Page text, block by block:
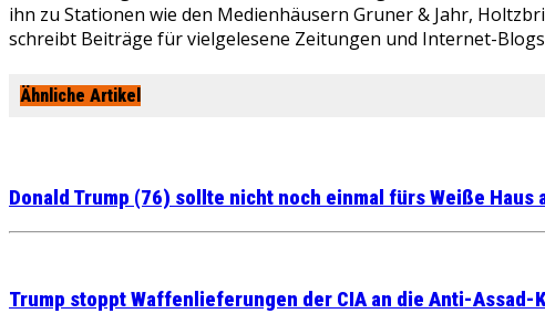
ihn zu Stationen wie den Medienhäusern Gruner & Jahr,
schreibt Beiträge für vielgelesene Zeitungen und Internet-
Ähnliche Artikel
Donald Trump (76) sollte nicht noch einmal fürs Weiße Haus
Trump stoppt Waffenlieferungen der CIA an die Anti-Assad-